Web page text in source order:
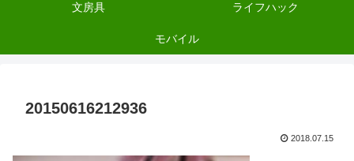
文房具 ライフハック
モバイル
20150616212936
2018.07.15